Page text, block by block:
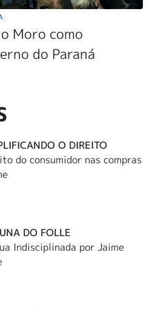
Moro como
do Paraná
O DIREITO
do consumidor nas compras
DO FOLLE
Indisciplinada por Jaime